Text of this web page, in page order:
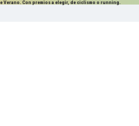
Verano. Con premios a elegir, de ciclismo o running.